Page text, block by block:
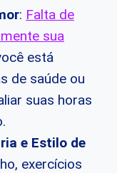
: Falta de
sua
está
de saúde ou
suas horas
e Estilo de
exercícios